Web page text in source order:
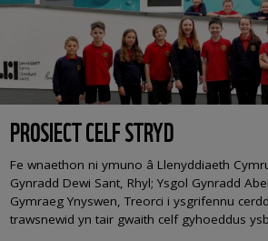
PROSIECT CELF STRYD
Fe wnaethon ni ymuno â Llenyddiaeth
Gynradd Dewi Sant, Rhyl; Ysgol Gynradd
Gymraeg Ynyswen, Treorci i ysgrifennu
trawsnewid yn tair gwaith celf gyhoeddus